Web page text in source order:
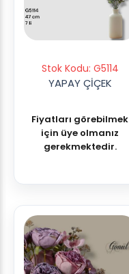
Stok Kodu: G5114
YAPAY ÇİÇEK
Fiyatları görebilmek
için üye olmanız
gerekmektedir.